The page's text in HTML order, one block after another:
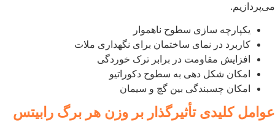
یکپارچه سازی سطوح ناهموار
کاربرد در نمای ساختمان برای نگهداری ملات
افزایش مقاومت در برابر ترک خوردگی
امکان شکل دهی به سطوح دکوراتیو
امکان چسبندگی بین گچ و سیمان
کلیدی تأثیرگذار بر وزن هر برگ رابیتس